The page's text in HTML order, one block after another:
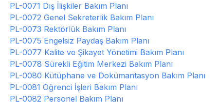
PL-0071 Dış İlişkiler Bakım Planı
PL-0072 Genel Sekreterlik Bakım Planı
PL-0073 Rektörlük Bakım Planı
PL-0075 Engelsiz Paydaş Bakım Planı
PL-0077 Kalite ve Şikayet Yönetimi Bakım Planı
PL-0078 Sürekli Eğitim Merkezi Bakım Planı
PL-0080 Kütüphane ve Dokümantasyon Bakım Planı
PL-0081 Öğrenci İşleri Bakım Planı
PL-0082 Personel Bakım Planı